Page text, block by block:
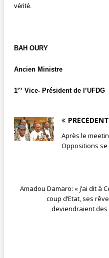
vérité.
BAH OURY
Ancien Ministre
1er Vice- Président de l’UFDG
PRÉCÉDENT
Après le
Oppositions
Amadou Damaro: « j’ai dit à
coup d’Etat, ses
deviendraient des